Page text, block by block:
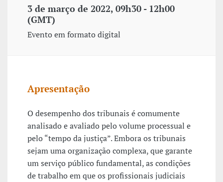
3 de março de 2022, 09h30 - 12h00
(GMT)
Evento em formato digital
Apresentação
O desempenho dos tribunais é comumente
analisado e avaliado pelo volume processual e
pelo “tempo da justiça”. Embora os tribunais
sejam uma organização complexa, que garante
um serviço público fundamental, as condições
de trabalho em que os profissionais judiciais